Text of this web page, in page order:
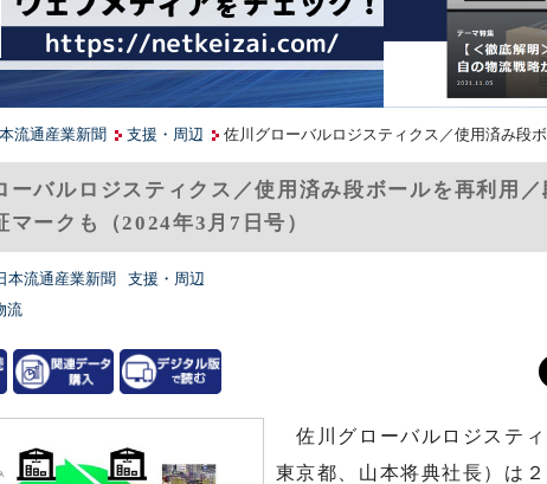
流通産業新聞 支援・周辺 佐川グローバルロジスティクス／使用済み段
ーバルロジスティクス／使用済み段ボールを再利用
マークも（2024年3月7日号）
本流通産業新聞
支援・周辺
流
佐川グローバルロジスティ
東京都、山本将典社長）は